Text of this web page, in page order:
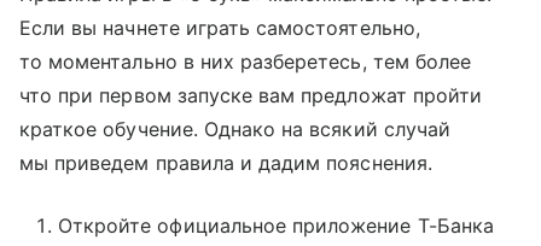
Если вы начнете играть самостоятельно,
то моментально в них разберетесь, тем более
что при первом запуске вам предложат пройти
краткое обучение. Однако на всякий случай
мы приведем правила и дадим пояснения.
Откройте официальное приложение Т-Банка